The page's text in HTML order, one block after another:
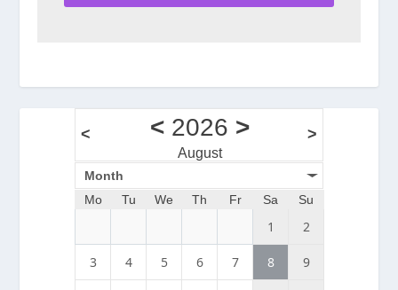
< <2026 >
August
>
Month
Mo
Tu We Th Fr Sa Su
1 2
3 4 5 6 7 8 9